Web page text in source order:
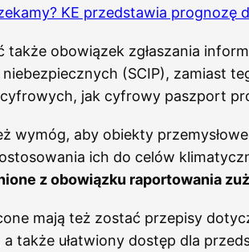
KE przedstawia prognozę
także obowiązek zgłaszania
(SCIP), zamiast
jak cyfrowy paszport
wymóg, aby obiekty przemysłowe
ich do celów
z obowiązku raportowania
mają też zostać przepisy
także ułatwiony dostęp dla